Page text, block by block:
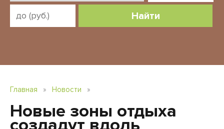
Найти
Главная » Новости »
Новые зоны отдыха